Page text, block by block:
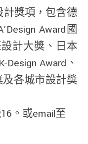
計獎項，包含德
Award國
計大獎、日本
Design Award、
及各城市設計獎
。或email至